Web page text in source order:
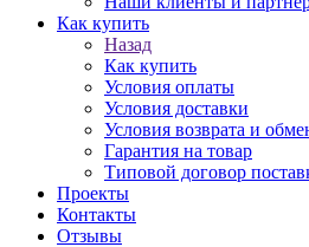
Как купить
Назад
Как купить
Условия оплаты
Условия доставки
Условия возврата и
Гарантия на товар
Типовой договор
Проекты
Контакты
Отзывы